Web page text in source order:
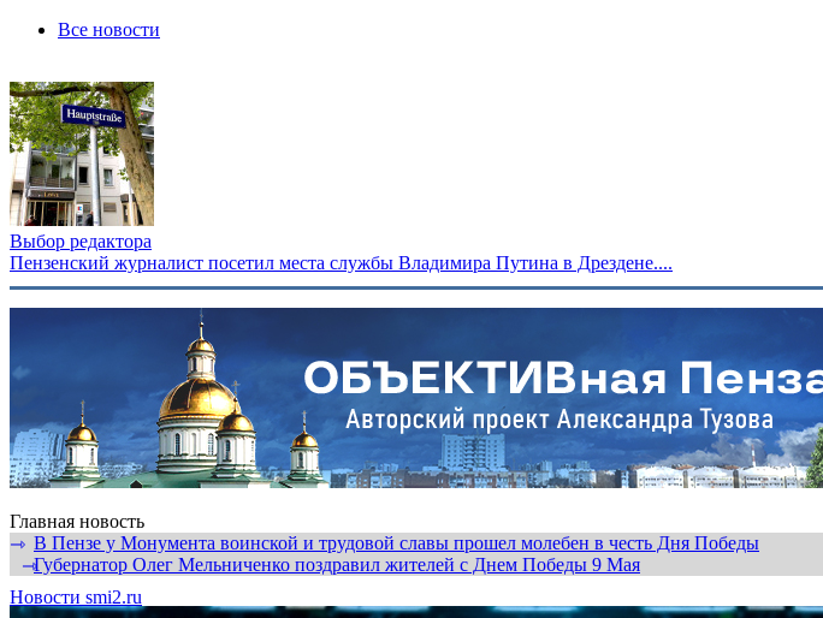
Все новости
Выбор редактора
Пензенский журналист посетил места службы Владимира Путина в Дрездене....
Главная новость
⇾ В Пензе у Монумента воинской и трудовой славы прошел молебен в честь Дня Победы
⇾Губернатор Олег Мельниченко поздравил жителей с Днем Победы 9 Мая
Новости smi2.ru